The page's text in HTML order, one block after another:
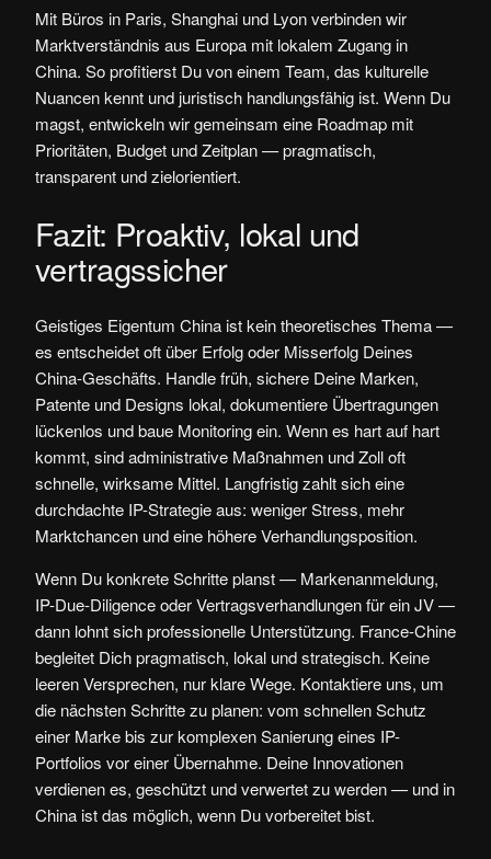
Mit Büros in Paris, Shanghai und Lyon verbinden wir
Marktverständnis aus Europa mit lokalem Zugang in
China. So profitierst Du von einem Team, das kulturelle
Nuancen kennt und juristisch handlungsfähig ist. Wenn Du
magst, entwickeln wir gemeinsam eine Roadmap mit
Prioritäten, Budget und Zeitplan — pragmatisch,
transparent und zielorientiert.
Fazit: Proaktiv, lokal und
vertragssicher
Geistiges Eigentum China ist kein theoretisches Thema —
es entscheidet oft über Erfolg oder Misserfolg Deines
China-Geschäfts. Handle früh, sichere Deine Marken,
Patente und Designs lokal, dokumentiere Übertragungen
lückenlos und baue Monitoring ein. Wenn es hart auf hart
kommt, sind administrative Maßnahmen und Zoll oft
schnelle, wirksame Mittel. Langfristig zahlt sich eine
durchdachte IP-Strategie aus: weniger Stress, mehr
Marktchancen und eine höhere Verhandlungsposition.
Wenn Du konkrete Schritte planst — Markenanmeldung,
IP-Due-Diligence oder Vertragsverhandlungen für ein JV —
dann lohnt sich professionelle Unterstützung. France-Chine
begleitet Dich pragmatisch, lokal und strategisch. Keine
leeren Versprechen, nur klare Wege. Kontaktiere uns, um
die nächsten Schritte zu planen: vom schnellen Schutz
einer Marke bis zur komplexen Sanierung eines IP-
Portfolios vor einer Übernahme. Deine Innovationen
verdienen es, geschützt und verwertet zu werden — und in
China ist das möglich, wenn Du vorbereitet bist.